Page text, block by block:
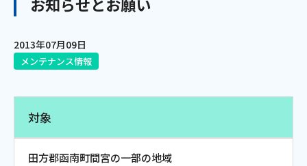
電話
動画配信
2013年07月09日
メンテナンス情報
対象
田方郡函南町間宮の一部の地域